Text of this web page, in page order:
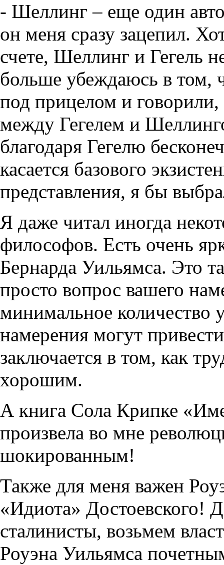
- Шеллинг – еще один
он меня сразу зацепил.
счете, Шеллинг и Гегель
больше убеждаюсь в том,
под прицелом и
между Гегелем и
благодаря Гегелю
касается базового
представления, я бы
Я даже читал иногда
философов. Есть очень
Бернарда Уильямса. Это
просто вопрос вашего
минимальное
намерения могут
заключается в том, как
хорошим.
А книга Сола Крипке
произвела во мне
шокированным!
Также для меня важен
«Идиота» Достоевского!
сталинисты, возьмем
Роуэна Уильямса